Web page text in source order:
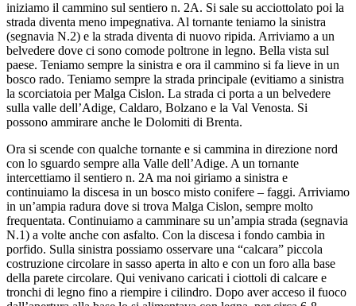
iniziamo il cammino sul sentiero n. 2A. Si sale su acciottolato poi la
strada diventa meno impegnativa. Al tornante teniamo la sinistra
(segnavia N.2) e la strada diventa di nuovo ripida. Arriviamo a un
belvedere dove ci sono comode poltrone in legno. Bella vista sul
paese. Teniamo sempre la sinistra e ora il cammino si fa lieve in un
bosco rado. Teniamo sempre la strada principale (evitiamo a sinistra
la scorciatoia per Malga Cislon. La strada ci porta a un belvedere
sulla valle dell’Adige, Caldaro, Bolzano e la Val Venosta. Si
possono ammirare anche le Dolomiti di Brenta.
Ora si scende con qualche tornante e si cammina in direzione nord
con lo sguardo sempre alla Valle dell’Adige. A un tornante
intercettiamo il sentiero n. 2A ma noi giriamo a sinistra e
continuiamo la discesa in un bosco misto conifere – faggi. Arriviamo
in un’ampia radura dove si trova Malga Cislon, sempre molto
frequentata. Continuiamo a camminare su un’ampia strada (segnavia
N.1) a volte anche con asfalto. Con la discesa i fondo cambia in
porfido. Sulla sinistra possiamo osservare una “calcara” piccola
costruzione circolare in sasso aperta in alto e con un foro alla base
della parete circolare. Qui venivano caricati i ciottoli di calcare e
tronchi di legno fino a riempire i cilindro. Dopo aver acceso il fuoco